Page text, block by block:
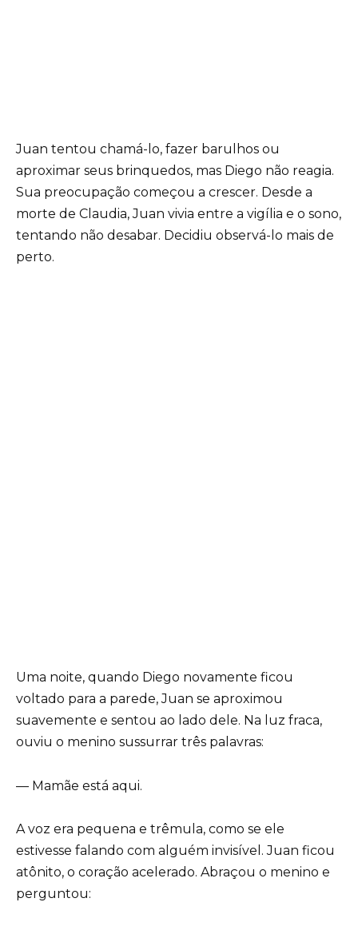
Juan tentou chamá-lo, fazer barulhos ou
aproximar seus brinquedos, mas Diego não reagia.
Sua preocupação começou a crescer. Desde a
morte de Claudia, Juan vivia entre a vigília e o sono,
tentando não desabar. Decidiu observá-lo mais de
perto.
Uma noite, quando Diego novamente ficou
voltado para a parede, Juan se aproximou
suavemente e sentou ao lado dele. Na luz fraca,
ouviu o menino sussurrar três palavras:
— Mamãe está aqui.
A voz era pequena e trêmula, como se ele
estivesse falando com alguém invisível. Juan ficou
atônito, o coração acelerado. Abraçou o menino e
perguntou: